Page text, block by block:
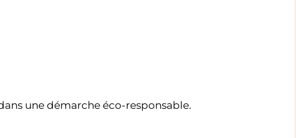
une démarche éco-responsable.